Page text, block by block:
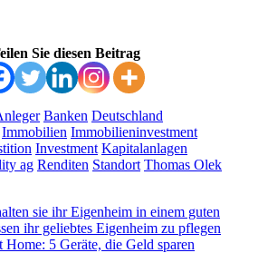
Sie diesen Beitrag
Banken Deutschland
Immobilien Immobilieninvestment
Investment Kapitalanlagen
ag Renditen Standort Thomas Olek
sie ihr Eigenheim in einem guten
Home: 5 Geräte, die Geld sparen